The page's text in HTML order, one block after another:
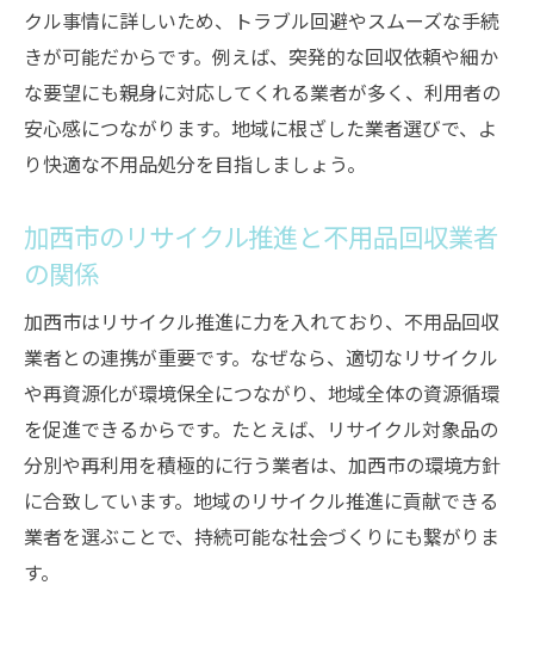
クル事情に詳しいため、トラブル回避やスムーズな手続
きが可能だからです。例えば、突発的な回収依頼や細か
な要望にも親身に対応してくれる業者が多く、利用者の
安心感につながります。地域に根ざした業者選びで、よ
り快適な不用品処分を目指しましょう。
加西市のリサイクル推進と不用品回収業者
の関係
加西市はリサイクル推進に力を入れており、不用品回収
業者との連携が重要です。なぜなら、適切なリサイクル
や再資源化が環境保全につながり、地域全体の資源循環
を促進できるからです。たとえば、リサイクル対象品の
分別や再利用を積極的に行う業者は、加西市の環境方針
に合致しています。地域のリサイクル推進に貢献できる
業者を選ぶことで、持続可能な社会づくりにも繋がりま
す。